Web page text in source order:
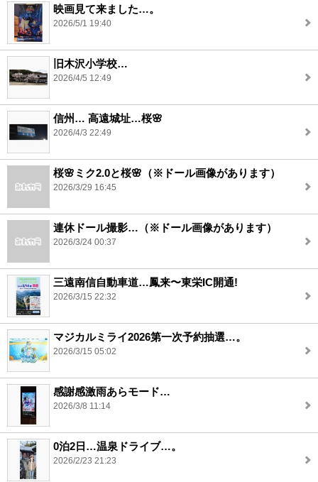
映画見て来ました…。
2026/5/1 19:40
旧木沢小学校…
2026/4/5 12:49
信州… 高遠城址…桜🌸
2026/4/3 22:49
桜🌸ミク2.0と桜🌸（※ドール画像があります）
2026/3/29 16:45
連休ドール撮影…（※ドール画像があります）
2026/3/24 00:37
三遠南信自動車道…鳳来〜東栄IC開通!
2026/3/15 22:32
マジカルミライ2026第一次予約抽選…。
2026/3/15 05:02
感謝感激雨あらモード…
2026/3/8 11:14
0泊2日…温泉ドライブ…。
2026/2/23 21:23